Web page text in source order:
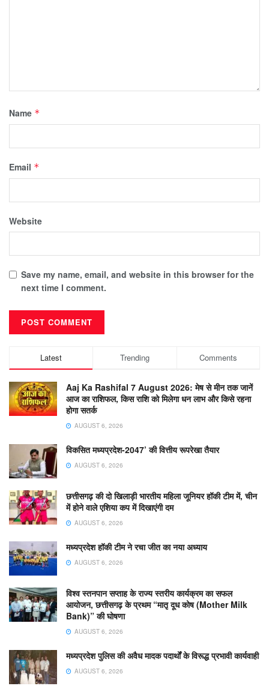
Name *
Email *
Website
Save my name, email, and website in this browser for the
next time I comment.
Latest Trending Comments
Aaj Ka Rashifal 7 August 2026: मेष से मीन तक जानें
आज का राशिफल, किस राशि को मिलेगा धन लाभ और किसे रहना
होगा सतर्क
AUGUST 6, 2026
विकसित मध्यप्रदेश-2047’ की वित्तीय रूपरेखा तैयार
AUGUST 6, 2026
छत्तीसगढ़ की दो खिलाड़ी भारतीय महिला जूनियर हॉकी टीम में, चीन
में होने वाले एशिया कप में दिखाएंगी दम
AUGUST 6, 2026
मध्यप्रदेश हॉकी टीम ने रचा जीत का नया अध्याय
AUGUST 6, 2026
विश्व स्तनपान सप्ताह के राज्य स्तरीय कार्यक्रम का सफल
आयोजन, छत्तीसगढ़ के प्रथम “मातृ दूध कोष (Mother Milk
Bank)” की घोषणा
AUGUST 6, 2026
मध्यप्रदेश पुलिस की अवैध मादक पदार्थों के विरूद्ध प्रभावी कार्यवाही
AUGUST 6, 2026